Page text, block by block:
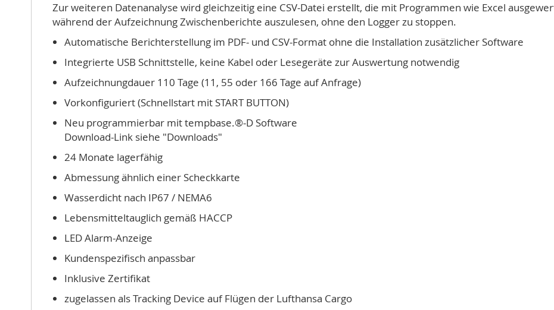
Zur weiteren Datenanalyse wird gleichzeitig eine CSV-Datei erstellt, die mit Programmen wie Excel
während der Aufzeichnung Zwischenberichte auszulesen, ohne den Logger zu stoppen.
Automatische Berichterstellung im PDF- und CSV-Format ohne die Installation zusätzlicher Software
Integrierte USB Schnittstelle, keine Kabel oder Lesegeräte zur Auswertung notwendig
Aufzeichnungdauer 110 Tage (11, 55 oder 166 Tage auf Anfrage)
Vorkonfiguriert (Schnellstart mit START BUTTON)
Neu programmierbar mit tempbase.®-D Software
Download-Link siehe "Downloads"
24 Monate lagerfähig
Abmessung ähnlich einer Scheckkarte
Wasserdicht nach IP67 / NEMA6
Lebensmitteltauglich gemäß HACCP
LED Alarm-Anzeige
Kundenspezifisch anpassbar
Inklusive Zertifikat
zugelassen als Tracking Device auf Flügen der Lufthansa Cargo